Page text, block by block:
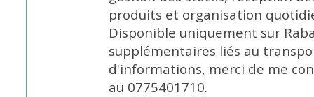
produits et organisation
Disponible uniquement sur
supplémentaires liés au
d'informations, merci de me
au 0775401710.